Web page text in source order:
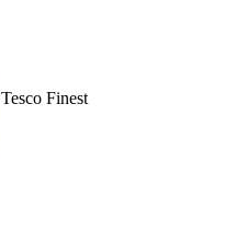
Tesco Finest